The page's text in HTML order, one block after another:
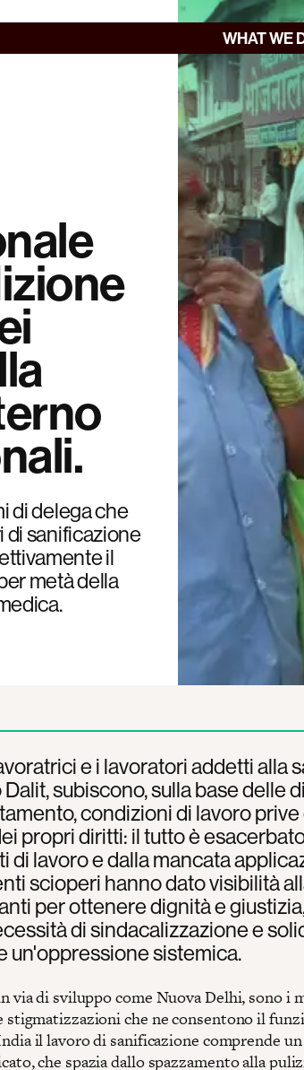
WHAT WE
di delega che
di sanificazione
il
metà della
e i lavoratori addetti alla
subiscono, sulla base delle
condizioni di lavoro
propri diritti: il tutto è
di lavoro e dalla mancata
scioperi hanno dato visibilità
per ottenere dignità e
di sindacalizzazione e
un'oppressione sistemica.
via di sviluppo come Nuova Delhi, sono i
stigmatizzazioni che ne consentono il
il lavoro di sanificazione comprende
che spazia dallo spazzamento alla